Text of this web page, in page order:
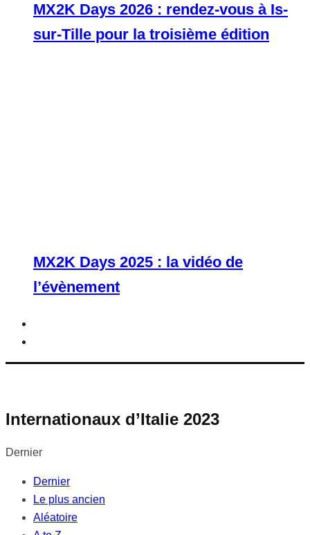
MX2K Days 2026 : rendez-vous à Is-
sur-Tille pour la troisième édition
MX2K Days 2025 : la vidéo de
l’évènement
Internationaux d’Italie 2023
Dernier
Dernier
Le plus ancien
Aléatoire